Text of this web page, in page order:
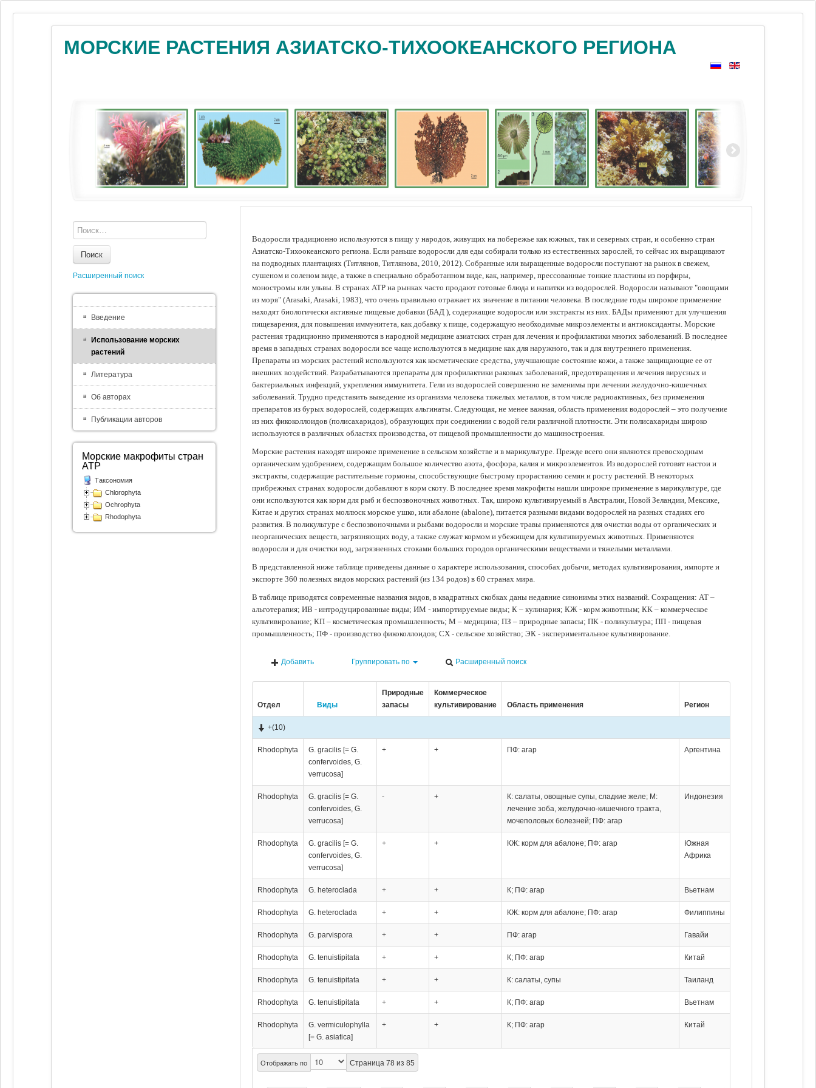
МОРСКИЕ РАСТЕНИЯ АЗИАТСКО-ТИХООКЕАНСКОГО РЕГИОНА
Водоросли традиционно используются в пищу у народов, живущих на побережье как южных, так и северных стран, и особенно стран
Азиатско-Тихоокеанского региона. Если раньше водоросли для еды собирали только из естественных зарослей, то сейчас их выращивают
на подводных плантациях (Tитлянов, Титлянова, 2010, 2012). Собранные или выращенные водоросли поступают на рынок в свежем,
сушеном и соленом виде, а также в специально обработанном виде, как, например, прессованные тонкие пластины из порфиры,
моностромы или ульвы. В странах АТР на рынках часто продают готовые блюда и напитки из водорослей. Водоросли называют "овощами
из моря" (Arasaki, Arasaki, 1983), что очень правильно отражает их значение в питании человека. В последние годы широкое применение
находят биологически активные пищевые добавки (БАД ), содержащие водоросли или экстракты из них. БАДы применяют для улучшения
пищеварения, для повышения иммунитета, как добавку к пище, содержащую необходимые микроэлементы и антиоксиданты. Морские
растения традиционно применяются в народной медицине азиатских стран для лечения и профилактики многих заболеваний. В последнее
время в западных странах водоросли все чаще используются в медицине как для наружного, так и для внутреннего применения.
Препараты из морских растений используются как косметические средства, улучшающие состояние кожи, а также защищающие ее от
внешних воздействий. Разрабатываются препараты для профилактики раковых заболеваний, предотвращения и лечения вирусных и
бактериальных инфекций, укрепления иммунитета. Гели из водорослей совершенно не заменимы при лечении желудочно-кишечных
заболеваний. Трудно представить выведение из организма человека тяжелых металлов, в том числе радиоактивных, без применения
препаратов из бурых водорослей, содержащих альгинаты. Следующая, не менее важная, область применения водорослей – это получение
из них фикоколлоидов (полисахаридов), образующих при соединении с водой гели различной плотности. Эти полисахариды широко
используются в различных областях производства, от пищевой промышленности до машиностроения.
Морские растения находят широкое применение в сельском хозяйстве и в марикультуре. Прежде всего они являются превосходным
органическим удобрением, содержащим большое количество азота, фосфора, калия и микроэлементов. Из водорослей готовят настои и
экстракты, содержащие растительные гормоны, способствующие быстрому прорастанию семян и росту растений. В некоторых
прибрежных странах водоросли добавляют в корм скоту. В последнее время макрофиты нашли широкое применение в марикультуре, где
они используются как корм для рыб и беспозвоночных животных. Так, широко культивируемый в Австралии, Новой Зеландии, Мексике,
Китае и других странах моллюск морское ушко, или абалоне (abalone), питается разными видами водорослей на разных стадиях его
развития. В поликультуре с беспозвоночными и рыбами водоросли и морские травы применяются для очистки воды от органических и
неорганических веществ, загрязняющих воду, а также служат кормом и убежищем для культивируемых животных. Применяются
водоросли и для очистки вод, загрязненных стоками больших городов органическими веществами и тяжелыми металлами.
В представленной ниже таблице приведены данные о характере использования, способах добычи, методах культивирования, импорте и
экспорте 360 полезных видов морских растений (из 134 родов) в 60 странах мира.
В таблице приводятся современные названия видов, в квадратных скобках даны недавние синонимы этих названий. Сокращения: АТ –
альготерапия; ИВ - интродуцированные виды; ИМ - импортируемые виды; К – кулинария; КЖ - корм животным; КК – коммерческое
культивирование; КП – косметическая промышленность; М – медицина; ПЗ – природные запасы; ПК - поликультура; ПП - пищевая
промышленность; ПФ - производство фикоколлоидов; СХ - сельское хозяйство; ЭК - экспериментальное культивирование.
Добавить Группировать по Расширенный поиск
Отдел Виды
Природные
запасы
Коммерческое
культивирование
Область применения Регион
Отображать по Страница 78 из 85
+(10)
Rhodophyta
G. gracilis [= G.
confervoides, G.
verrucosa]
+ + ПФ: агар Аргентина
Rhodophyta
G. gracilis [= G.
confervoides, G.
verrucosa]
- +
К: салаты, овощные супы, сладкие желе; М:
лечение зоба, желудочно-кишечного тракта,
мочеполовых болезней; ПФ: агар
Индонезия
Rhodophyta
G. gracilis [= G.
confervoides, G.
verrucosa]
+ + КЖ: корм для абалоне; ПФ: агар
Южная
Африка
Rhodophyta G. heteroclada + + К; ПФ: агар Вьетнам
Rhodophyta G. heteroclada + + КЖ: корм для абалоне; ПФ: агар Филиппины
Rhodophyta G. parvispora + + ПФ: агар Гавайи
Rhodophyta G. tenuistipitata + + К; ПФ: агар Китай
Rhodophyta G. tenuistipitata + + К: салаты, супы Таиланд
Rhodophyta G. tenuistipitata + + К; ПФ: агар Вьетнам
Rhodophyta
G. vermiculophylla
[= G. asiatica]
+ + К; ПФ: агар Китай
Поиск
Расширенный поиск
Введение
Использование морских
растений
Литература
Об авторах
Публикации авторов
Морские макрофиты стран
АТР
Таксономия
Chlorophyta
Ochrophyta
Rhodophyta